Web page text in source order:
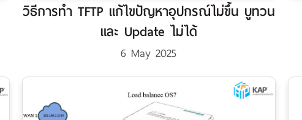
วิธีการทำ TFTP แก้ไขปัญหาอุปกรณ์ไม่ขึ้น บูทวน
และ Update ไม่ได้
6 May 2025